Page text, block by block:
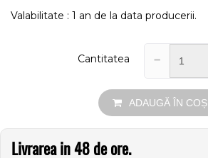
Valabilitate : 1 an de la data producerii.
Cantitatea -
ADAUGĂ ÎN COȘ
Livrarea in 48 de ore.